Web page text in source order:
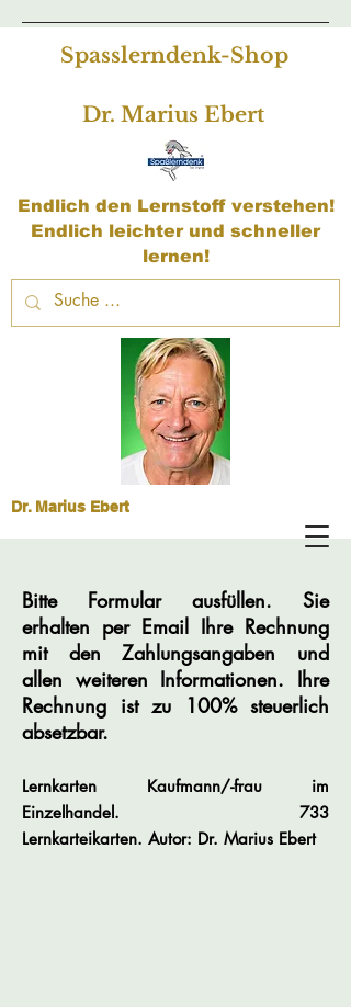
Spasslerndenk-Shop
Dr. Marius Ebert
Endlich den Lernstoff verstehen!
Endlich leichter und schneller
lernen!
Dr. Marius Ebert
Bitte Formular ausfüllen. Sie
erhalten per Email Ihre Rechnung
mit den Zahlungsangaben und
allen weiteren Informationen. Ihre
Rechnung ist zu 100% steuerlich
absetzbar.
Lernkarten Kaufmann/-frau im
Einzelhandel. 733
Lernkarteikarten. Autor: Dr. Marius Ebert